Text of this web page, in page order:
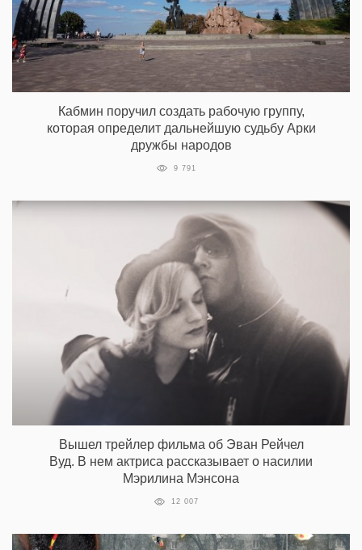
Кабмин поручил создать рабочую группу,
которая определит дальнейшую судьбу Арки
дружбы народов
9 791
Вышел трейлер фильма об Эван Рейчел
Вуд. В нем актриса рассказывает о насилии
Мэрилина Мэнсона
12 007